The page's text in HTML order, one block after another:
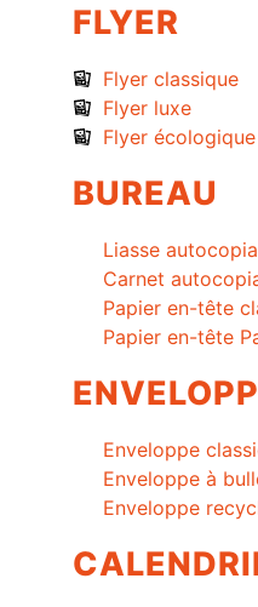
FLYER
Flyer classique
Flyer luxe
Flyer écologique
BUREAU
Liasse
Carnet
Papier en-tête
Papier en-tête
Enveloppe
Enveloppe à
Enveloppe